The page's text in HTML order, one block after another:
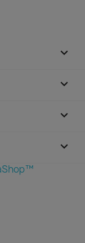



keyboard_arrow_down